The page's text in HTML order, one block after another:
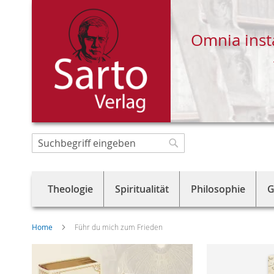
Direkt
zum
Omnia
Suche
Theologie Spiritualität Philosophie
Home Führ du mich zum Frieden